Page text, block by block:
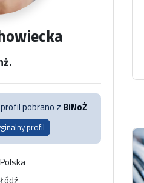
pobrano z BiNoŻ
profil
Polska